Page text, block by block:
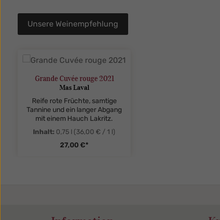
Unsere Weinempfehlung
Produktgalerie überspringen
Grande Cuvée rouge 2021
Mas Laval
Reife rote Früchte, samtige
Tannine und ein langer Abgang
mit einem Hauch Lakritz.
Inhalt: 0,75 l (36,00 € / 1 l)
27,00 €*